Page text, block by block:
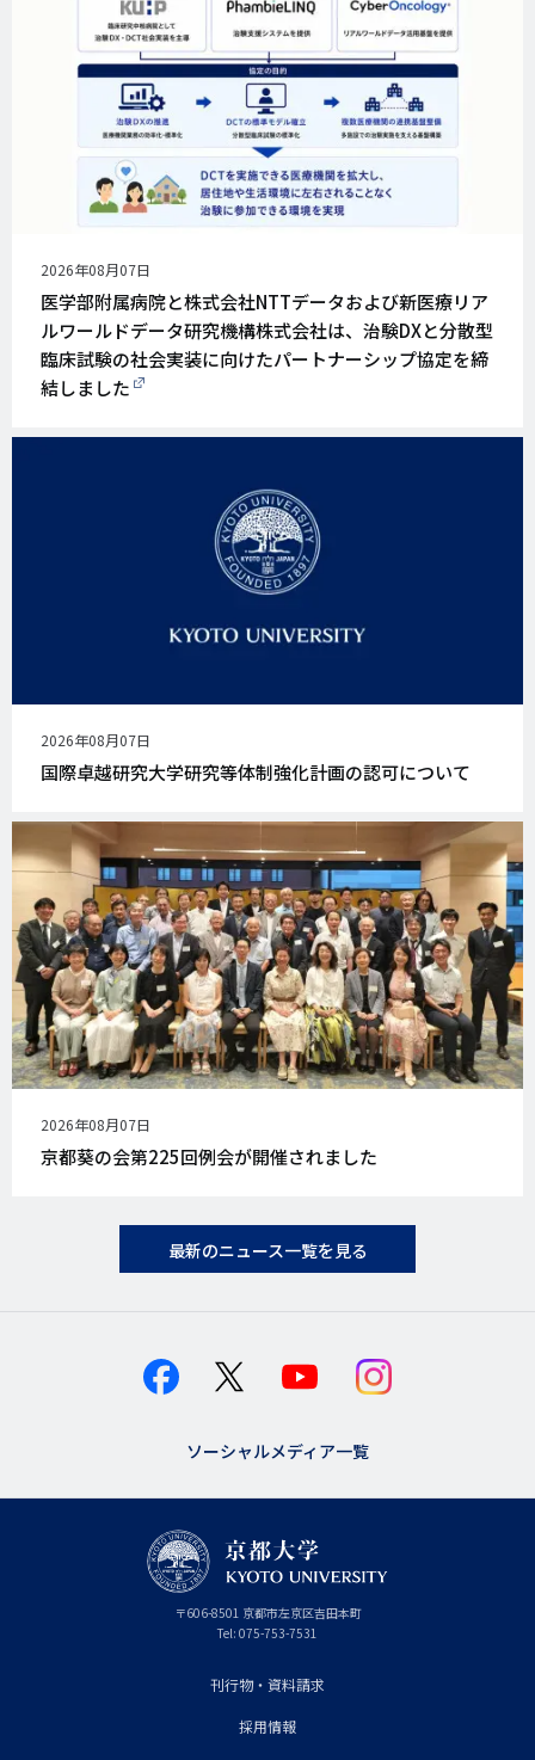
公
開
日
2026年08月07日
医学部附属病院と株式会社NTTデータおよび新医療リア
ルワールドデータ研究機構株式会社は、治験DXと分散型
臨床試験の社会実装に向けたパートナーシップ協定を締
結しました
公
開
日
2026年08月07日
国際卓越研究大学研究等体制強化計画の認可について
公
開
日
2026年08月07日
京都葵の会第225回例会が開催されました
最新のニュース一覧を見る
ソーシャルメディア一覧
〒606-8501 京
都
府
京都市左京区吉田本町
Tel: 075-753-7531
刊行物・資料請求
採用情報